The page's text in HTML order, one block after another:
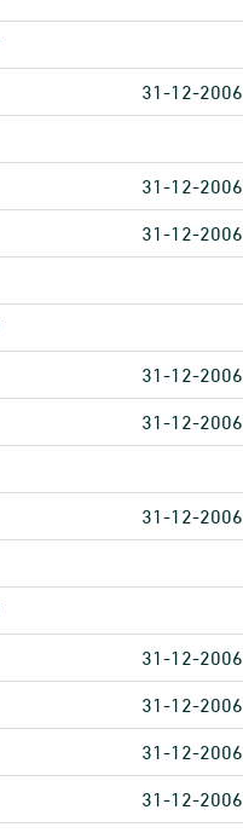
31-12-2006
31-12-2006
31-12-2006
31-12-2006
31-12-2006
31-12-2006
31-12-2006
31-12-2006
31-12-2006
31-12-2006